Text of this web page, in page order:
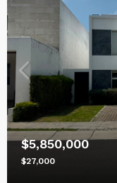
$5,850,000
$27,000